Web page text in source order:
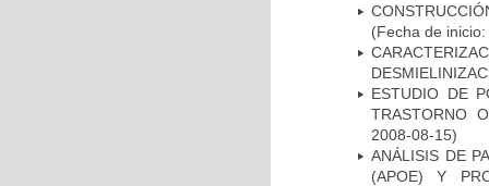
(Fecha de
ESTUDIO DE
TRASTORNO
2008-08-15)
ANÁLISIS DE
(APOE) Y